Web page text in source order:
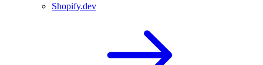
Shopify.dev